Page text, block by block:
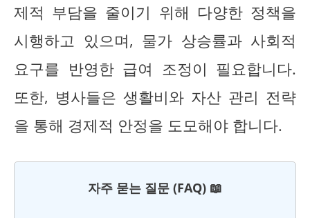
제적 부담을 줄이기 위해 다양한 정책을
시행하고 있으며, 물가 상승률과 사회적
요구를 반영한 급여 조정이 필요합니다.
또한, 병사들은 생활비와 자산 관리 전략
을 통해 경제적 안정을 도모해야 합니다.
자주 묻는 질문 (FAQ) 📖